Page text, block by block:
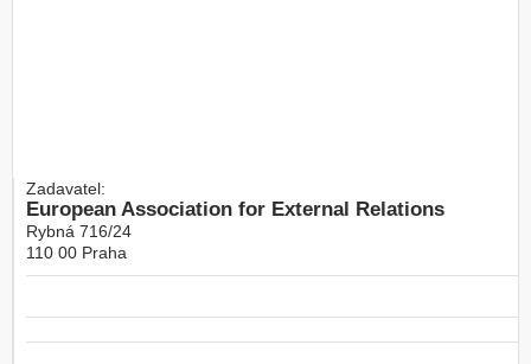
Zadavatel:
European Association for External Relations
Rybná 716/24
110 00 Praha